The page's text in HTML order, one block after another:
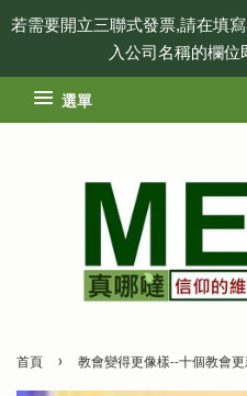
若需要開立三聯式發票,請在填
入公司名稱的欄位
選單
首頁 › 教會變得更像樣--十個教會